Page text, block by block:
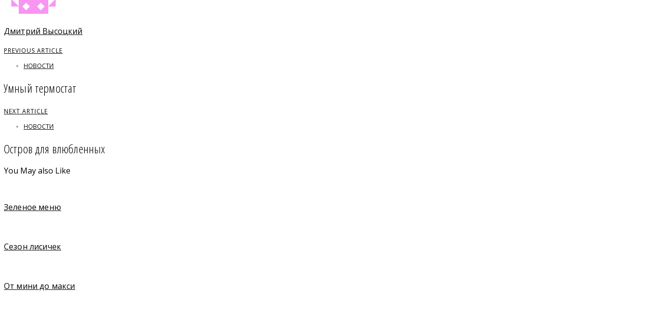
Дмитрий Высоцкий
PREVIOUS ARTICLE
НОВОСТИ
Умный термостат
NEXT ARTICLE
НОВОСТИ
Остров для влюбленных
You May also Like
Зеленое меню
Сезон лисичек
От мини до макси